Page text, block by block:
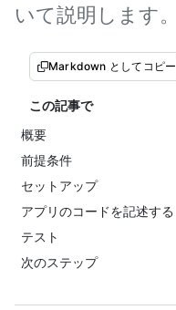
いて説明します。
Markdown としてコピー
この記事で
概要
前提条件
セットアップ
アプリのコードを記述する
テスト
次のステップ